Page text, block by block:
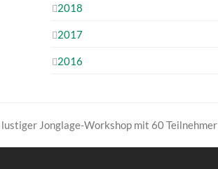
2018
2017
2016
Nächster
Beitrag:
lustiger Jonglage-Workshop mit 60 Teilnehmer